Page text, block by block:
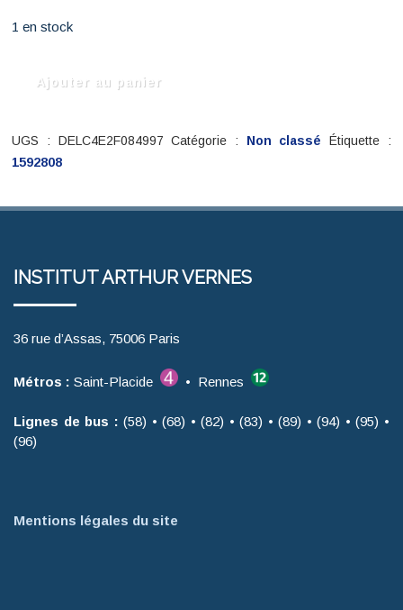
1 en stock
CONFETTO
Ajouter au panier
UGS : DELC4E2F084997 Catégorie : Non classé
Étiquette :
1592808
INSTITUT ARTHUR VERNES
36 rue d’Assas, 75006 Paris
Métros : Saint-Placide • Rennes
Lignes de bus : (58) • (68) • (82) • (83) • (89) • (94) • (95) •
(96)
Mentions légales du site